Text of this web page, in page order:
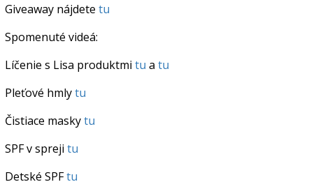
Giveaway nájdete tu
Spomenuté videá:
Líčenie s Lisa produktmi tu a tu
Pleťové hmlytu
Čistiace maskytu
SPF v spreji tu
Detské SPFtu